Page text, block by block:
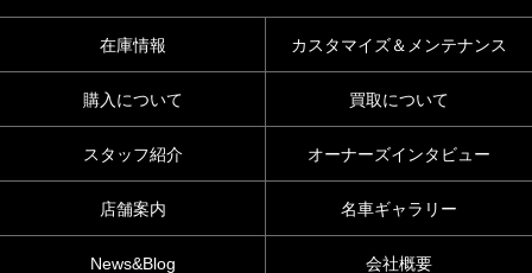
在庫情報 カスタマイズ＆メンテナンス
購入について 買取について
スタッフ紹介 オーナーズインタビュー
店舗案内 名車ギャラリー
News&Blog 会社概要